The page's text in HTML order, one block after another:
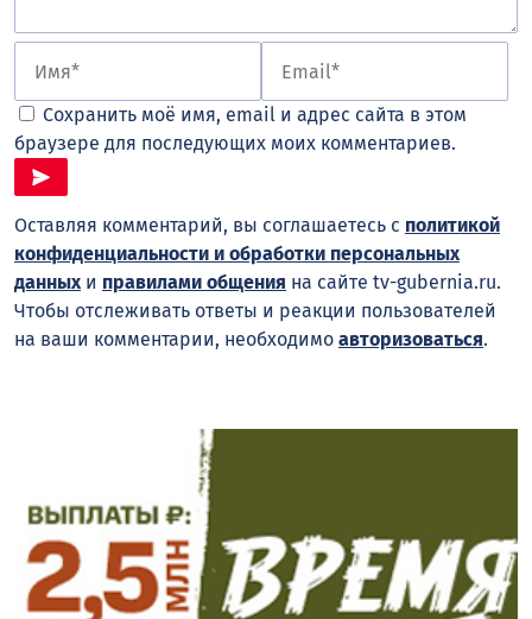
Сохранить моё имя, email и адрес сайта в этом
браузере для последующих моих комментариев.
Оставляя комментарий, вы соглашаетесь с политикой
конфиденциальности и обработки персональных
данныхи правилами общения на сайте tv-gubernia.ru.
Чтобы отслеживать ответы и реакции пользователей
на ваши комментарии, необходимо авторизоваться.